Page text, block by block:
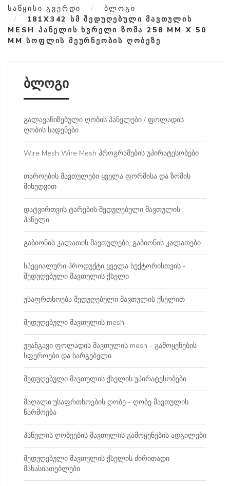
ᲡᲐᲬᲧᲘᲡᲘ ᲒᲕᲔᲠᲓᲘ
ᲑᲚᲝᲒᲘ
181X342 ᲡᲛ ᲨᲔᲓᲣᲦᲔᲑᲣᲚᲘ ᲛᲐᲕᲗᲣᲚᲘᲡ
MESH ᲞᲐᲜᲔᲚᲘᲡ ᲮᲕᲠᲔᲚᲘ ᲖᲝᲛᲐ 258 MM X 50
MM ᲡᲝᲤᲚᲘᲡ ᲛᲔᲣᲠᲜᲔᲝᲑᲘᲡ ᲦᲝᲑᲔᲖᲔ
ბლოგი
გალავანიზებული ღობის პანელები / ფოლადის
ღობის სადენები
Wire Mesh Wire Mesh პროგრამების უპირატესობები
თაროების მავთულები ყველა ფორმისა და ზომის
მიხედვით
დატვირთვის ტარების შედუღებული მავთულის
პანელი
გაბიონის კალათის მავთულები, გაბიონის კალათები
სპეციალური პროდუქტი ყველა სექტორისთვის -
შედუღებული მავთულის ქსელი
უსაფრთხოება შედუღებული მავთულის ქსელით
შედუღებული მავთულის mesh
უჟანგავი ფოლადის მავთულის mesh - გამოყენების
სფეროები და სარგებელი
შედუღებული მავთულის ქსელის უპირატესობები
მაღალი უსაფრთხოების ღობე - ღობე მავთულის
წარმოება
პანელის ღობეების მავთულის გამოყენების ადგილები
შედუღებული მავთულის ქსელის ძირითადი
მახასიათებლები